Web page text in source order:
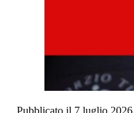
Pubblicato il 7 luglio